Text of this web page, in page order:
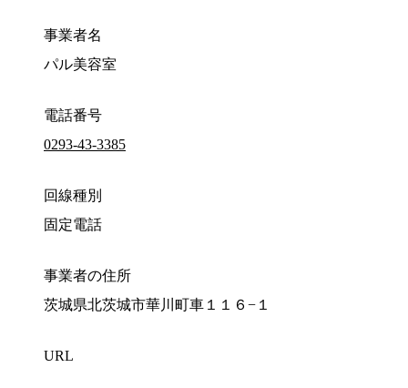
事業者名
パル美容室
電話番号
0293-43-3385
回線種別
固定電話
事業者の住所
茨城県北茨城市華川町車１１６−１
URL